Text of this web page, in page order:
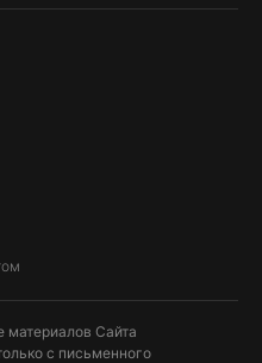
материалов Сайта
с письменного